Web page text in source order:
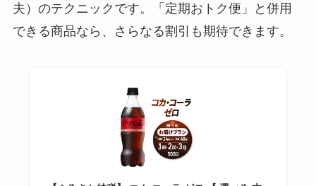
夫）のテクニックです。「定期おトク便」と併用
できる商品なら、さらなる割引も期待できます。